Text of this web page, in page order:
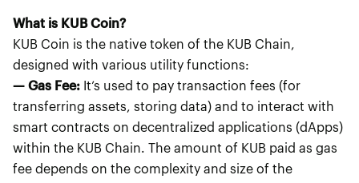
What is KUB Coin?
KUB Coin is the native token of the KUB Chain,
designed with various utility functions:
— Gas Fee: It’s used to pay transaction fees (for
transferring assets, storing data) and to interact with
smart contracts on decentralized applications (dApps)
within the KUB Chain. The amount of KUB paid as gas
fee depends on the complexity and size of the